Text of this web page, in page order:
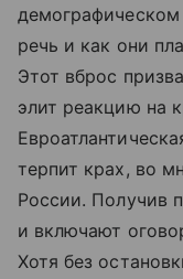
речь и как они
Этот вброс
элит реакцию на
терпит крах, во
России. Получив
и включают
Хотя без